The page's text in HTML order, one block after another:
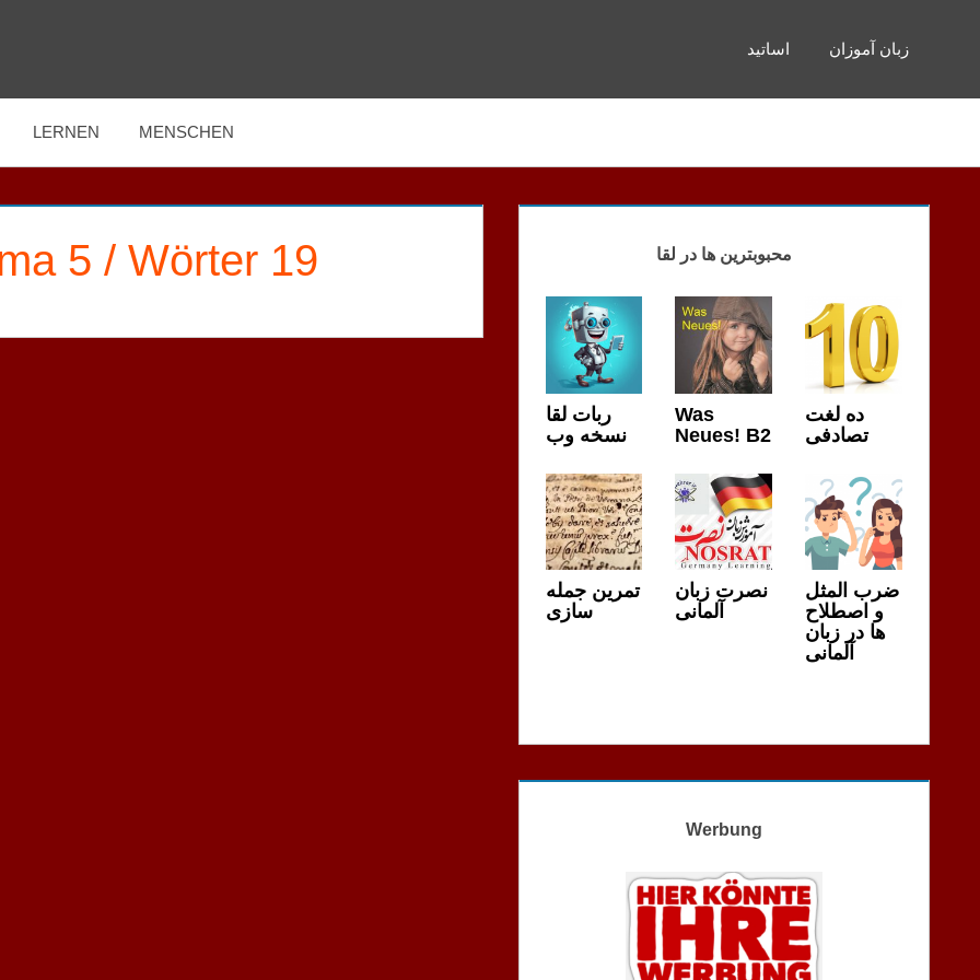
اساتید زبان آموزان
LERNEN MENSCHEN
5 / Wörter 19 محبوبترین ها در لقا
ربات لقا
نسخه وب
Was
Neues! B2
ده لغت
تصادفی
تمرین جمله
سازی
نصرت زبان
آلمانی
ضرب المثل
و اصطلاح
ها در زبان
آلمانی
Werbung